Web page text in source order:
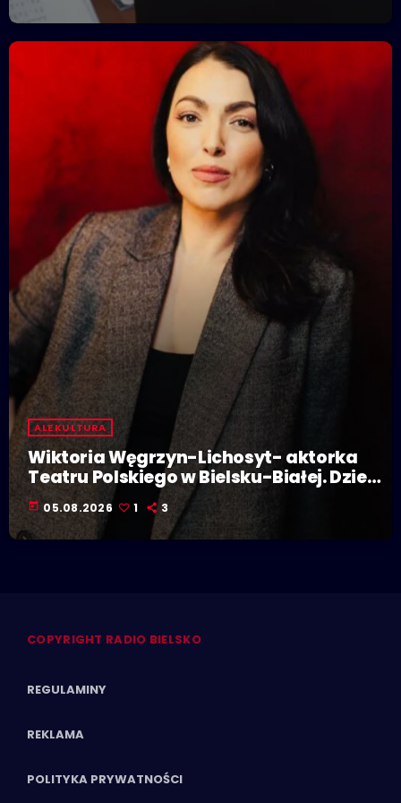
ALE KULTURA
Wiktoria Węgrzyn-Lichosyt- aktorka
Teatru Polskiego w Bielsku-Białej. Dzieje
się w Polskiej Stolicy Kultury!
today 05.08.2026 1 3
COPYRIGHT RADIO BIELSKO
REGULAMINY
REKLAMA
POLITYKA PRYWATNOŚCI